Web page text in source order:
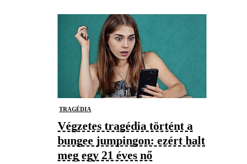
TRAGÉDIA
Végzetes tragédia történt a
bungee jumpingon: ezért halt
meg egy 21 éves nő